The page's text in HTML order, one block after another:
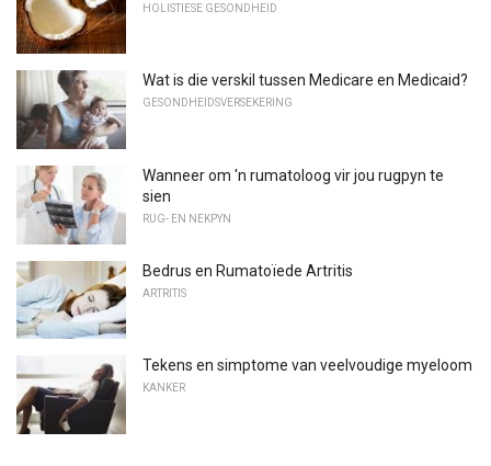
HOLISTIESE GESONDHEID
Wat is die verskil tussen Medicare en Medicaid?
GESONDHEIDSVERSEKERING
Wanneer om 'n rumatoloog vir jou rugpyn te
sien
RUG- EN NEKPYN
Bedrus en Rumatoïede Artritis
ARTRITIS
Tekens en simptome van veelvoudige myeloom
KANKER